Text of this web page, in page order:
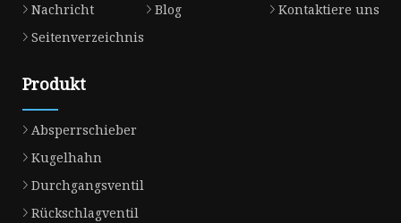
Nachricht
Blog
Kontaktiere uns
Seitenverzeichnis
Produkt
Absperrschieber
Kugelhahn
Durchgangsventil
Rückschlagventil